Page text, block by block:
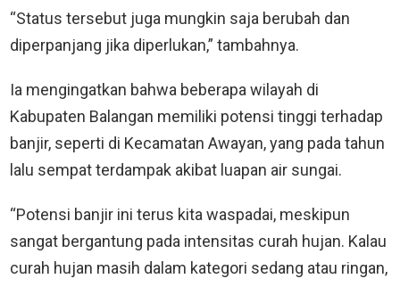
“Status tersebut juga mungkin saja berubah dan
diperpanjang jika diperlukan,” tambahnya.
Ia mengingatkan bahwa beberapa wilayah di
Kabupaten Balangan memiliki potensi tinggi terhadap
banjir, seperti di Kecamatan Awayan, yang pada tahun
lalu sempat terdampak akibat luapan air sungai.
“Potensi banjir ini terus kita waspadai, meskipun
sangat bergantung pada intensitas curah hujan. Kalau
curah hujan masih dalam kategori sedang atau ringan,